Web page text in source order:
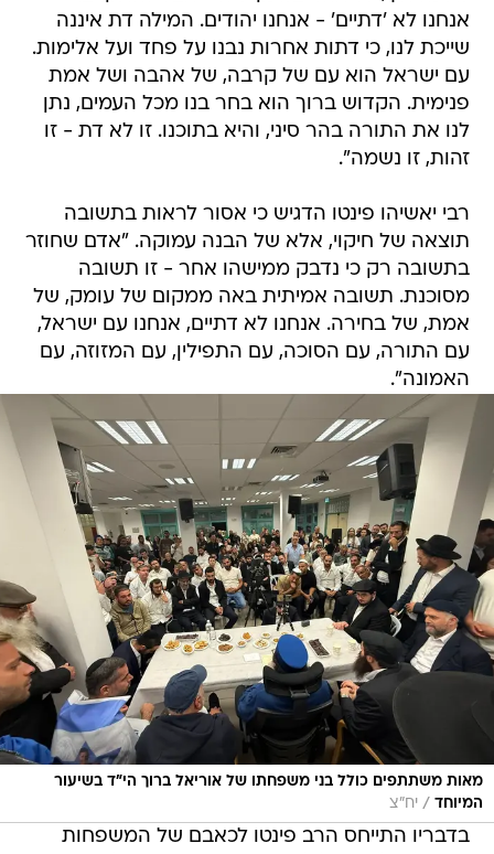
אנחנו לא 'דתיים' - אנחנו יהודים. המילה דת איננה
שייכת לנו, כי דתות אחרות נבנו על פחד ועל אלימות.
עם ישראל הוא עם של קרבה, של אהבה ושל אמת
פנימית. הקדוש ברוך הוא בחר בנו מכל העמים, נתן
לנו את התורה בהר סיני, והיא בתוכנו. זו לא דת - זו
זהות, זו נשמה".
רבי יאשיהו פינטו הדגיש כי אסור לראות בתשובה
תוצאה של חיקוי, אלא של הבנה עמוקה. "אדם שחוזר
בתשובה רק כי נדבק ממישהו אחר - זו תשובה
מסוכנת. תשובה אמיתית באה ממקום של עומק, של
אמת, של בחירה. אנחנו לא דתיים, אנחנו עם ישראל,
עם התורה, עם הסוכה, עם התפילין, עם המזוזה, עם
האמונה".
מאות משתתפים כולל בני משפחתו של אוריאל ברוך הי״ד בשיעור
המיוחד / יח"צ
בדבריו התייחס הרב פינטו לכאבם של המשפחות